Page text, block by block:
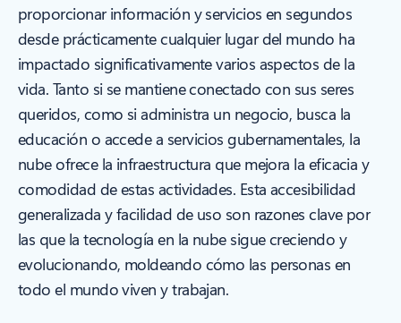
proporcionar información y servicios en segundos
desde prácticamente cualquier lugar del mundo ha
impactado significativamente varios aspectos de la
vida. Tanto si se mantiene conectado con sus seres
queridos, como si administra un negocio, busca la
educación o accede a servicios gubernamentales, la
nube ofrece la infraestructura que mejora la eficacia y
comodidad de estas actividades. Esta accesibilidad
generalizada y facilidad de uso son razones clave por
las que la tecnología en la nube sigue creciendo y
evolucionando, moldeando cómo las personas en
todo el mundo viven y trabajan.